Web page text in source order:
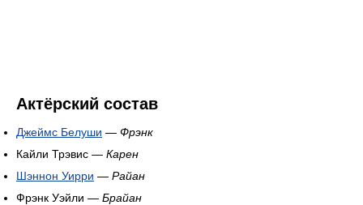
Актёрский состав
Джеймс Белуши — Фрэнк
Кайли Трэвис — Карен
Шэннон Уирри — Райан
Фрэнк Уэйли — Брайан